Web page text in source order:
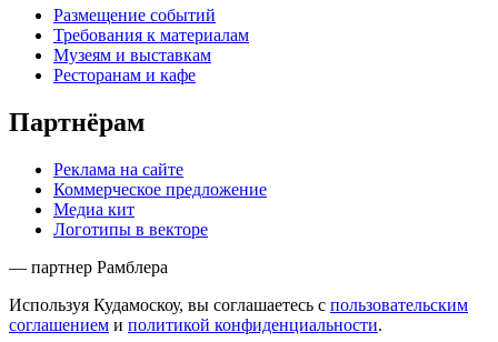
Размещение событий
Требования к материалам
Музеям и выставкам
Ресторанам и кафе
Партнёрам
Реклама на сайте
Коммерческое предложение
Медиа кит
Логотипы в векторе
— партнер Рамблера
Используя Кудамоскоу, вы соглашаетесь с пользовательским
соглашением и политикой конфиденциальности.